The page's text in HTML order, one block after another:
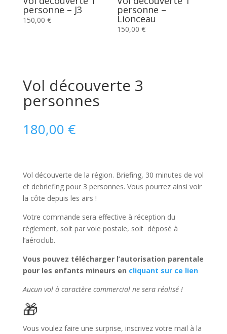
personne – J3
150,00 €
personne –
Lionceau
150,00€
Vol découverte 3
personnes
180,00 €
Vol découverte de la région. Briefing, 30 minutes de vol
et debriefing pour 3 personnes. Vous pourrez ainsi voir
la côte depuis les airs !
Votre commande sera effective à réception du
règlement, soit par voie postale, soit déposé à
l’aéroclub.
Vous pouvez télécharger l’autorisation parentale
pour les enfants mineurs en cliquant sur ce lien
Aucun vol à caractère commercial ne sera réalisé !
🎁
Vous voulez faire une surprise, inscrivez votre mail à la